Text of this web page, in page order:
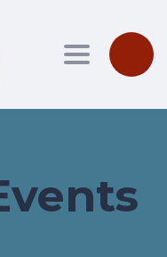
Toggle